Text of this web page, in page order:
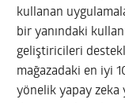
kullanan
bir yanındaki
geliştiricileri
mağazadaki en iyi
yönelik yapay zeka